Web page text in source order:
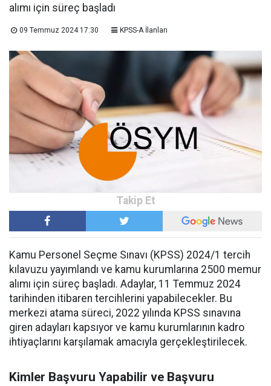
alımı için süreç başladı
09 Temmuz 2024 17:30 KPSS-A İlanları
Kamu Personel Seçme Sınavı (KPSS) 2024/1 tercih
kılavuzu yayımlandı ve kamu kurumlarına 2500 memur
alımı için süreç başladı. Adaylar, 11 Temmuz 2024
tarihinden itibaren tercihlerini yapabilecekler. Bu
merkezi atama süreci, 2022 yılında KPSS sınavına
giren adayları kapsıyor ve kamu kurumlarının kadro
ihtiyaçlarını karşılamak amacıyla gerçekleştirilecek.
Kimler Başvuru Yapabilir ve Başvuru